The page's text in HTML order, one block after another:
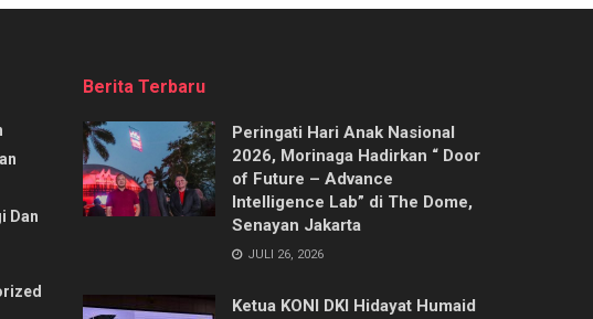
Dan
Berita Terbaru
Peringati Hari Anak Nasional
2026, Morinaga Hadirkan “ Door
of Future – Advance
Intelligence Lab” di The Dome,
Senayan Jakarta
JULI 26, 2026
Ketua KONI DKI Hidayat Humaid